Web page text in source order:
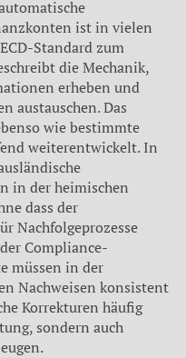
ist in vielen
Standard zum
die Mechanik,
erheben und
austauschen. Das
wie bestimmte
weiterentwickelt. In
in der heimischen
dass der
Nachfolgeprozesse
Compliance-
müssen in der
Nachweisen konsistent
Korrekturen häufig
sondern auch